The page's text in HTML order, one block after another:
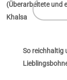
(Überarbeitete und
Khalsa
So reichhaltig